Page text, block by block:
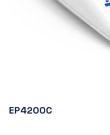
EP4200C